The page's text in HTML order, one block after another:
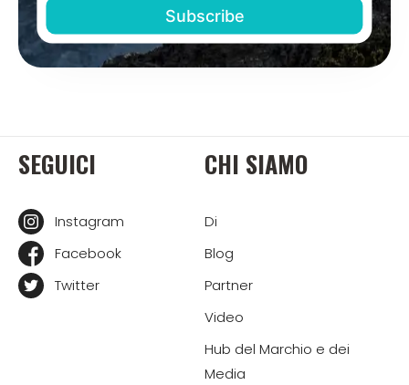
SEGUICI
Instagram
Facebook
Twitter
CHI SIAMO
Di
Blog
Partner
Video
Hub del Marchio e dei
Media